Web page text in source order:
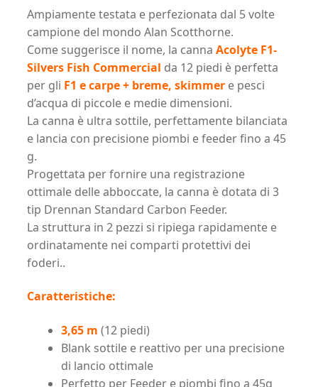
Ampiamente testata e perfezionata dal 5 volte
campione del mondo Alan Scotthorne.
Come suggerisce il nome, la canna Acolyte F1-
Silvers Fish Commercial da 12 piedi è perfetta
per gli F1 e carpe + breme, skimmere pesci
d’acqua di piccole e medie dimensioni.
La canna è ultra sottile, perfettamente bilanciata
e lancia con precisione piombi e feeder fino a 45
g.
Progettata per fornire una registrazione
ottimale delle abboccate, la canna è dotata di 3
tip Drennan Standard Carbon Feeder.
La struttura in 2 pezzi si ripiega rapidamente e
ordinatamente nei comparti protettivi dei
foderi..
Caratteristiche:
3,65 m (12 piedi)
Blank sottile e reattivo per una precisione
di lancio ottimale
Perfetto per Feeder e piombi fino a 45g